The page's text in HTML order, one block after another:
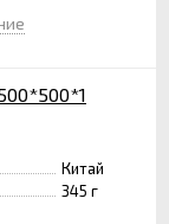
Китай
345 г